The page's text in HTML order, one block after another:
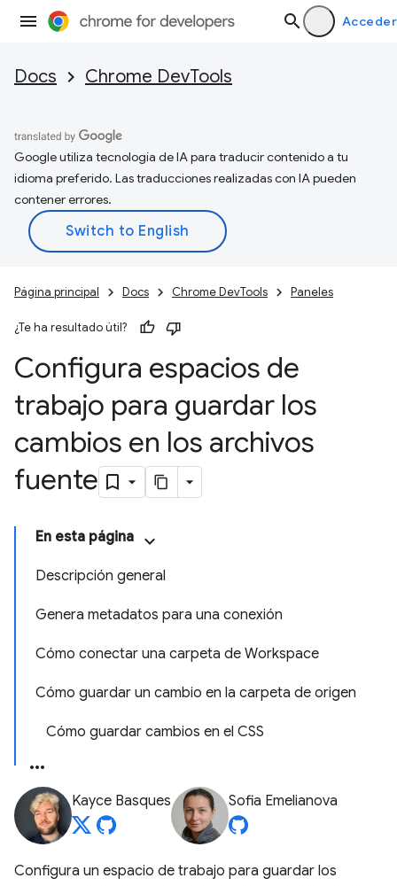
Acceder
Docs Chrome DevTools
Google utiliza tecnología de IA para traducir contenido a tu
idioma preferido. Las traducciones realizadas con IA pueden
contener errores.
Página principal Docs Chrome DevTools Paneles
¿Te ha resultado útil?
Configura espacios de
trabajo para guardar los
cambios en los archivos
fuente
En esta página
Descripción general
Genera metadatos para una conexión
Cómo conectar una carpeta de Workspace
Cómo guardar un cambio en la carpeta de origen
Cómo guardar cambios en el CSS
Kayce Basques Sofia Emelianova
Configura un espacio de trabajo para guardar los